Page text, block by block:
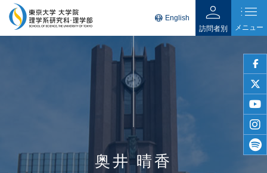
twitter
language English person
訪問者別
list
メニュー
奥井 晴香